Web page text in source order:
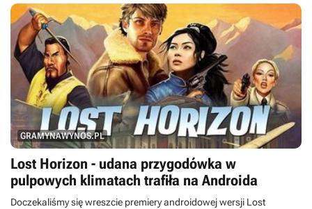
GRAMYNAWYNOS.PL
Lost Horizon - udana przygodówka w
pulpowych klimatach trafiła na Androida
Doczekaliśmy się wreszcie premiery androidowej wersji Lost